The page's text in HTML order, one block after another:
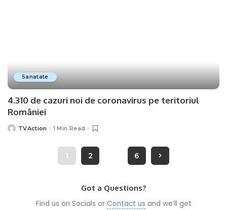
Sanatate
4.310 de cazuri noi de coronavirus pe teritoriul
României
PostedTVAction 1 Min Read
1 2 6
Got a Questions?
Find us on Socials or Contact us and we’ll get